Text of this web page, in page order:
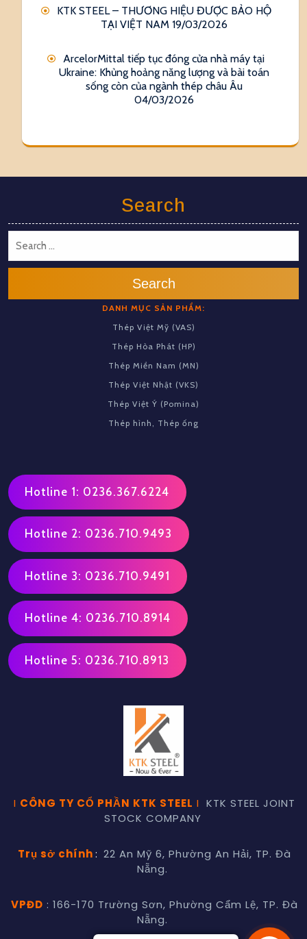
KTK STEEL – THƯƠNG HIỆU ĐƯỢC BẢO HỘ
TẠI VIỆT NAM 19/03/2026
ArcelorMittal tiếp tục đóng cửa nhà máy tại
Ukraine: Khủng hoảng năng lượng và bài toán
sống còn của ngành thép châu Âu
04/03/2026
Search
Search
DANH MỤC SẢN PHẨM:
Thép Việt Mỹ (VAS)
Thép Hòa Phát (HP)
Thép Miền Nam (MN)
Thép Việt Nhật (VKS)
Thép Việt Ý (Pomina)
Thép hình, Thép ống
Hotline 1: 0236.367.6224
Hotline 2: 0236.710.9493
Hotline 3: 0236.710.9491
Hotline 4: 0236.710.8914
Hotline 5: 0236.710.8913
I CÔNG TY CỔ PHẦN KTK STEEL I KTK STEEL JOINT
STOCK COMPANY
Trụ sở chính: 22 An Mỹ 6, Phường An Hải, TP. Đà
Nẵng.
VPĐD : 166-170 Trường Sơn, Phường Cẩm Lệ, TP. Đà
Nẵng.